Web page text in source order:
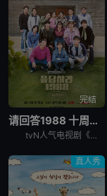
完结
请回答1988 十周年MT
tvN人气电视剧《请回答1988》主演们为迎接10周年而出发的两天一夜旅行，大家聚在一起按照电视剧的主题，穿搭了符合1988年的时代发型和服装风格。
真人秀